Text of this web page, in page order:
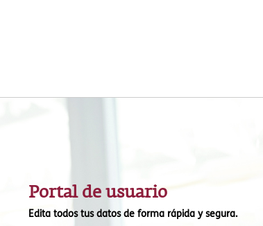
Portal de usuario
Edita todos tus datos de forma rápida y segura.